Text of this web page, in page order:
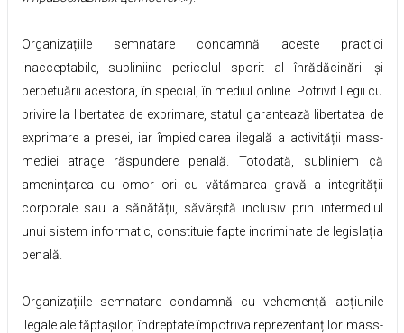
Organizațiile semnatare condamnă aceste practici
inacceptabile, subliniind pericolul sporit al înrădăcinării și
perpetuării acestora, în special, în mediul online. Potrivit Legii cu
privire la libertatea de exprimare, statul garantează libertatea de
exprimare a presei, iar împiedicarea ilegală a activității mass-
mediei atrage răspundere penală. Totodată, subliniem că
amenințarea cu omor ori cu vătămarea gravă a integrității
corporale sau a sănătății, săvârșită inclusiv prin intermediul
unui sistem informatic, constituie fapte incriminate de legislația
penală.
Organizațiile semnatare condamnă cu vehemență acțiunile
ilegale ale făptașilor, îndreptate împotriva reprezentanților mass-